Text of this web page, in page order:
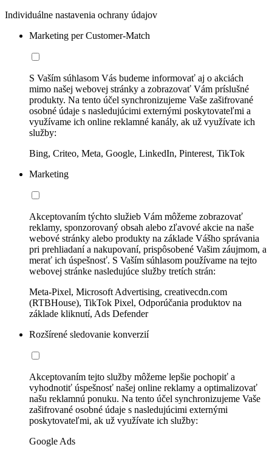
Individuálne nastavenia ochrany údajov
Marketing per Customer-Match
S Vaším súhlasom Vás budeme informovať aj o akciách
mimo našej webovej stránky a zobrazovať Vám príslušné
produkty. Na tento účel synchronizujeme Vaše zašifrované
osobné údaje s nasledujúcimi externými poskytovateľmi a
využívame ich online reklamné kanály, ak už využívate ich
služby:
Bing, Criteo, Meta, Google, LinkedIn, Pinterest, TikTok
Marketing
Akceptovaním týchto služieb Vám môžeme zobrazovať
reklamy, sponzorovaný obsah alebo zľavové akcie na naše
webové stránky alebo produkty na základe Vášho správania
pri prehliadaní a nakupovaní, prispôsobené Vašim záujmom, a
merať ich úspešnosť. S Vaším súhlasom používame na tejto
webovej stránke nasledujúce služby tretích strán:
Meta-Pixel, Microsoft Advertising, creativecdn.com
(RTBHouse), TikTok Pixel, Odporúčania produktov na
základe kliknutí, Ads Defender
Rozšírené sledovanie konverzií
Akceptovaním tejto služby môžeme lepšie pochopiť a
vyhodnotiť úspešnosť našej online reklamy a optimalizovať
našu reklamnú ponuku. Na tento účel synchronizujeme Vaše
zašifrované osobné údaje s nasledujúcimi externými
poskytovateľmi, ak už využívate ich služby:
Google Ads